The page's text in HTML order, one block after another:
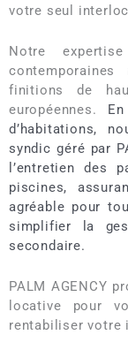
votre seul
Notre
finitions de
européennes.
d’habitations,
syndic géré par
l’entretien des
piscines,
agréable pour
simplifier la
secondaire.
PALM AGENCY
locative pour
rentabiliser votre